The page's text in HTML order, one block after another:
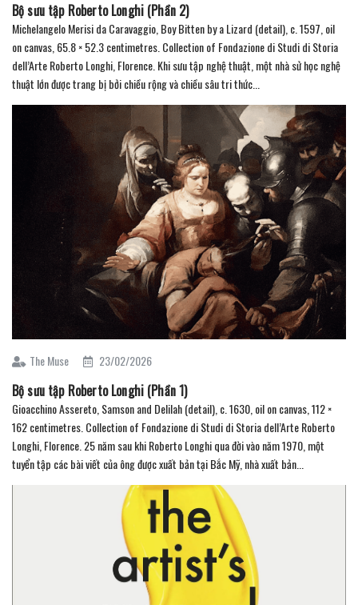
Bộ sưu tập Roberto Longhi (Phần 2)
Michelangelo Merisi da Caravaggio, Boy Bitten by a Lizard (detail), c. 1597, oil
on canvas, 65.8 × 52.3 centimetres. Collection of Fondazione di Studi di Storia
dell’Arte Roberto Longhi, Florence. Khi sưu tập nghệ thuật, một nhà sử học nghệ
thuật lớn được trang bị bởi chiều rộng và chiều sâu tri thức...
The Muse 23/02/2026
Bộ sưu tập Roberto Longhi (Phần 1)
Gioacchino Assereto, Samson and Delilah (detail), c. 1630, oil on canvas, 112 ×
162 centimetres. Collection of Fondazione di Studi di Storia dell’Arte Roberto
Longhi, Florence. 25 năm sau khi Roberto Longhi qua đời vào năm 1970, một
tuyển tập các bài viết của ông được xuất bản tại Bắc Mỹ, nhà xuất bản...